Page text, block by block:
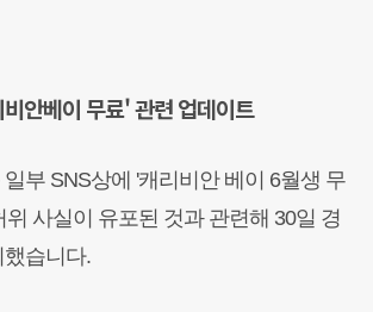
안베이 무료' 관련 업데이트
부 SNS상에 '캐리비안 베이 6월생 무
위 사실이 유포된 것과 관련해 30일 경
습니다.